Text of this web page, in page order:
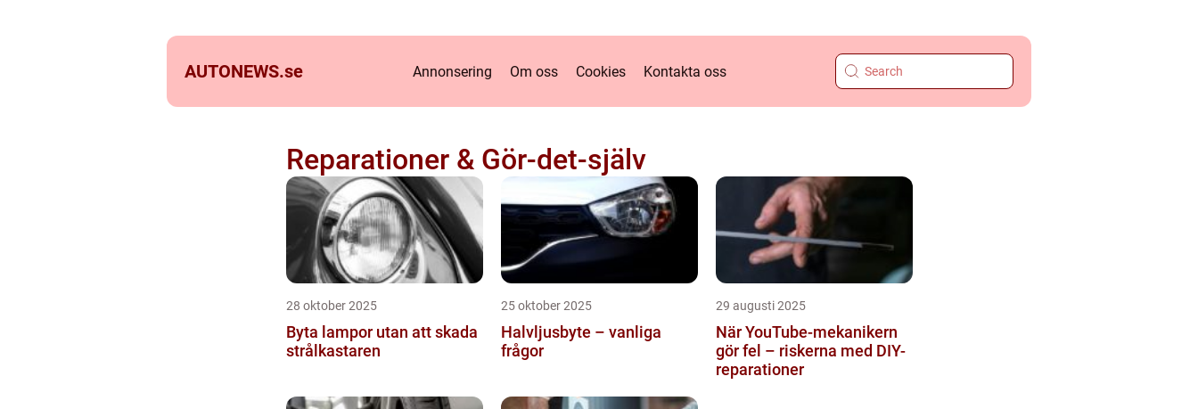
AUTONEWS.se Annonsering Om oss Cookies Kontakta oss
Reparationer & Gör-det-själv
28 oktober 2025
Byta lampor utan att skada
strålkastaren
25 oktober 2025
Halvljusbyte – vanliga
frågor
29 augusti 2025
När YouTube-mekanikern
gör fel – riskerna med DIY-
reparationer